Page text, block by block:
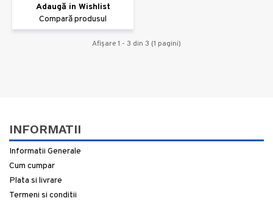
Adaugă in Wishlist
Compară produsul
Afişare 1 - 3 din 3 (1 pagini)
INFORMATII
Informatii Generale
Cum cumpar
Plata si livrare
Termeni si conditii